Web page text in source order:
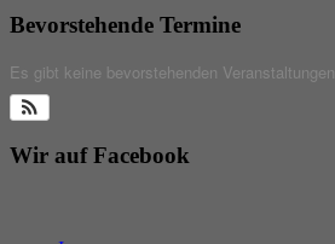
Bevorstehende Termine
Es gibt keine bevorstehenden Veranstaltungen.
Wir auf Facebook